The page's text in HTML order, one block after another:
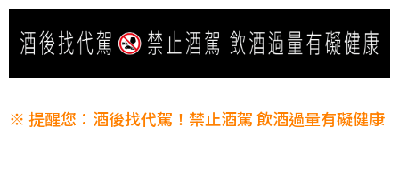
※ 提醒您：酒後找代駕！禁止酒駕 飲酒過量有礙健康